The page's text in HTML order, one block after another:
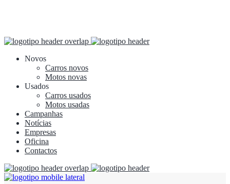
Novos
Carros novos
Motos novas
Usados
Carros usados
Motos usadas
Campanhas
Notícias
Empresas
Oficina
Contactos